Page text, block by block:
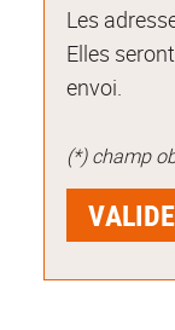
Les
Elles
envoi.
(*) champ